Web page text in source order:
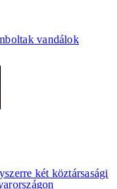
vandálok
két köztársasági